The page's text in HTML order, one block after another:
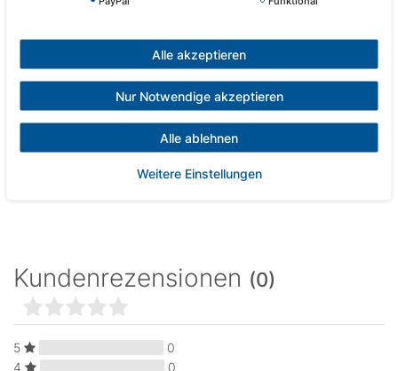
behalten, um diese neue Pumpe anzuschließen.
Abbildungen können vom Original abweichen.
Kundenrezensionen (0)
5
0
4
0
Alle akzeptieren
Nur Notwendige akzeptieren
Alle ablehnen
Weitere Einstellungen